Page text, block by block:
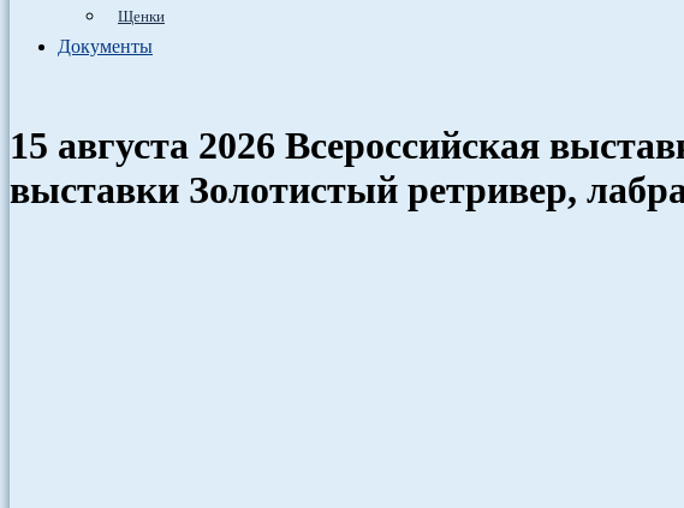
Щенки
Документы
15 августа 2026 Всероссийская
выставки Золотистый ретривер,